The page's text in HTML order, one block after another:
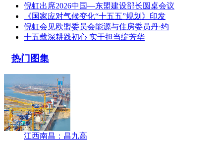
倪虹出席2026中国—东盟建设部长圆桌会议
《国家应对气候变化“十五五”规划》印发
倪虹会见欧盟委员会能源与住房委员丹·约
十五载深耕践初心 实干担当绽芳华
热门图集
江西南昌：昌九高